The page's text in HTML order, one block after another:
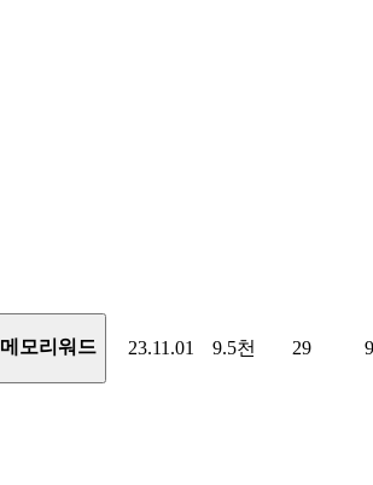
메모리워드 23.11.01 9.5천 29 9